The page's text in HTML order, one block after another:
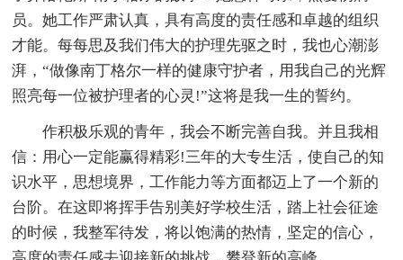
员。她工作严肃认真，具有高度的责任感和卓越的组织
才能。每每思及我们伟大的护理先驱之时，我也心潮澎
湃，“做像南丁格尔一样的健康守护者，用我自己的光辉
照亮每一位被护理者的心灵!”这将是我一生的誓约。
作积极乐观的青年，我会不断完善自我。并且我相
信：用心一定能赢得精彩!三年的大专生活，使自己的知
识水平，思想境界，工作能力等方面都迈上了一个新的
台阶。在这即将挥手告别美好学校生活，踏上社会征途
的时候，我整军待发，将以饱满的热情，坚定的信心，